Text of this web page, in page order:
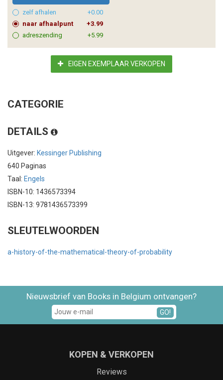
zelf afhalen
+0.00
naar afhaalpunt
+3.99
adreszending
+5.99
EIGEN EXEMPLAAR VERKOPEN
CATEGORIE
DETAILS
Uitgever: Kessinger Publishing
640 Paginas
Taal: Engels
ISBN-10: 1436573394
ISBN-13: 9781436573399
SLEUTELWOORDEN
a-history-of-the-mathematical-theory-of-probability
Nieuwsbrief van Books in Belgium ontvangen?
GO!
KOPEN & VERKOPEN
Reviews